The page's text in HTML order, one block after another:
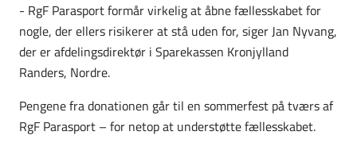
- RgF Parasport formår virkelig at åbne fællesskabet for
nogle, der ellers risikerer at stå uden for, siger Jan Nyvang,
der er afdelingsdirektør i Sparekassen Kronjylland
Randers, Nordre.
Pengene fra donationen går til en sommerfest på tværs af
RgF Parasport – for netop at understøtte fællesskabet.